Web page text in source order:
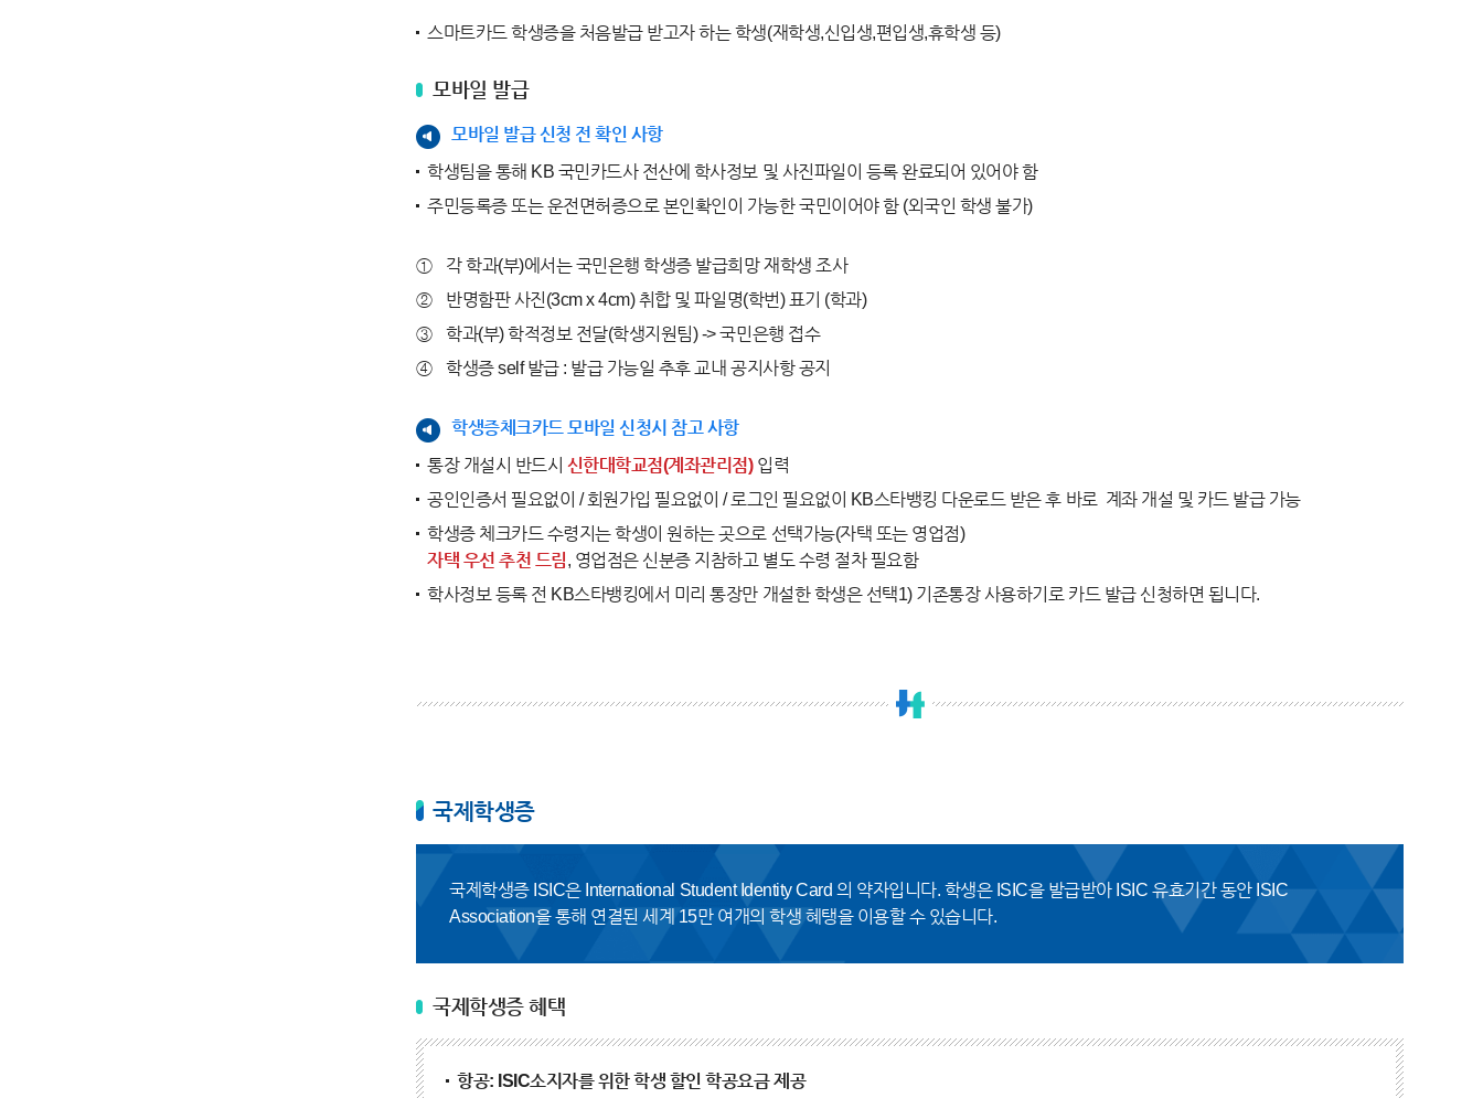
스마트카드 학생증을 처음발급 받고자 하는 학생(재학생,신입생,편입생,휴학생 등)
모바일 발급
모바일 발급 신청 전 확인 사항
학생팀을 통해 KB 국민카드사 전산에 학사정보 및 사진파일이 등록 완료되어 있어야 함
주민등록증 또는 운전면허증으로 본인확인이 가능한 국민이어야 함 (외국인 학생 불가)
각 학과(부)에서는 국민은행 학생증 발급희망 재학생 조사
반명함판 사진(3cm x 4cm) 취합 및 파일명(학번) 표기 (학과)
학과(부) 학적정보 전달(학생지원팀) -> 국민은행 접수
학생증 self 발급 : 발급 가능일 추후 교내 공지사항 공지
학생증체크카드 모바일 신청시 참고 사항
통장 개설시 반드시 신한대학교점(계좌관리점)입력
공인인증서 필요없이 / 회원가입 필요없이 / 로그인 필요없이 KB스타뱅킹 다운로드 받은 후 바로 계좌 개설 및 카드 발급 가능
학생증 체크카드 수령지는 학생이 원하는 곳으로 선택가능(자택 또는 영업점)
자택 우선 추천 드림, 영업점은 신분증 지참하고 별도 수령 절차 필요함
학사정보 등록 전 KB스타뱅킹에서 미리 통장만 개설한 학생은 선택1) 기존통장 사용하기로 카드 발급 신청하면 됩니다.
국제학생증
국제학생증 ISIC은 International Student Identity Card 의 약자입니다. 학생은 ISIC을 발급받아 ISIC 유효기간 동안 ISIC
Association을 통해 연결된 세계 15만 여개의 학생 혜탱을 이용할 수 있습니다.
국제학생증 혜택
항공: ISIC소지자를 위한 학생 할인 학공요금 제공